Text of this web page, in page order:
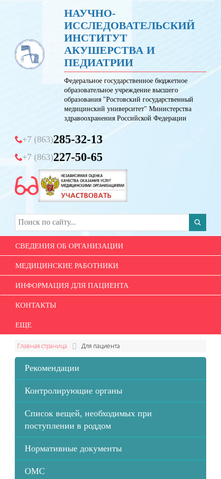
НАУЧНО-
ИССЛЕДОВАТЕЛЬСКИЙ
ИНСТИТУТ
АКУШЕРСТВА И
ПЕДИАТРИИ
Федеральное государственное бюджетное
образовательное учреждение высшего
образования "Ростовский государственный
медицинский университет" Министерства
здравоохранения Российской Федерации
+7 (863)285-32-13
+7 (863)227-50-65
СВЕДЕНИЯ ОБ ОРГАНИЗАЦИИ
МЕДИЦИНСКИЕ РАБОТНИКИ
ИНФОРМАЦИЯ ДЛЯ ПАЦИЕНТА
КОНТАКТЫ
ЕЩЕ
Главная страница Для пациента
Рекомендации
Контролирующие органы
Список вещей, необходимых при
поступлении в роддом
Нормативные документы
ОМС